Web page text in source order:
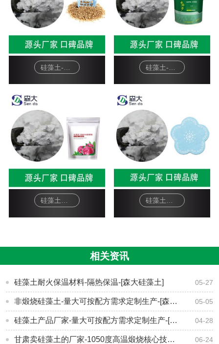
硅藻土面膜-软膜粉 硅藻土工艺品-杯垫
相关资讯
硅藻土耐火保温材料-隔热保温-[森大硅藻土] 05-27
非煅烧硅藻土-量大可按配方需求定制生产-[森大硅藻土] 05-05
硅藻土产品厂家-量大可按配方需求定制生产-[森大硅藻土] 04-28
甘肃卖硅藻土的厂家-1050度高温煅烧核心技术-[森大硅藻土] 06-24